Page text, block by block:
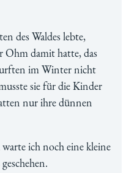
des Waldes lebte,
Ohm damit hatte, das
im Winter nicht
sie für die Kinder
nur ihre dünnen
ich noch eine kleine